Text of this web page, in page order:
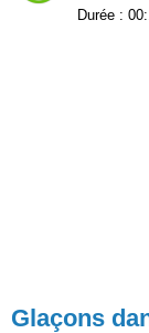
Durée :
Glaçons